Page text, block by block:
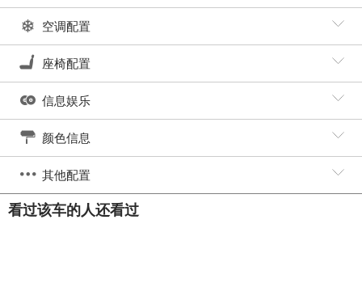
空调配置
座椅配置
信息娱乐
颜色信息
其他配置
看过该车的人还看过